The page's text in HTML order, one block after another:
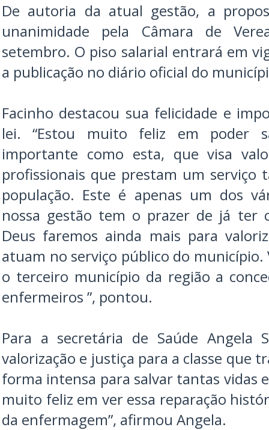
De autoria da atual gestão, a
unanimidade pela Câmara de
setembro. O piso salarial entrará em
a publicação no diário oficial do
Facinho destacou sua felicidade e
lei. “Estou muito feliz em poder
importante como esta, que visa
profissionais que prestam um serviço
população. Este é apenas um dos
nossa gestão tem o prazer de já ter
Deus faremos ainda mais para
atuam no serviço público do município.
o terceiro município da região a
enfermeiros ”, pontou.
Para a secretária de Saúde Angela
valorização e justiça para a classe que
forma intensa para salvar tantas vidas
muito feliz em ver essa reparação
da enfermagem”, afirmou Angela.